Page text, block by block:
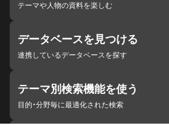
テーマや人物の資料を楽しむ
データベースを見つける
連携しているデータベースを探す
テーマ別検索機能を使う
目的・分野毎に最適化された検索